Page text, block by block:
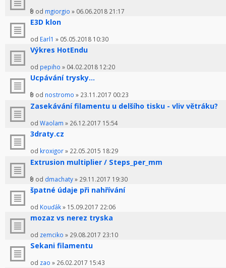
od mgiorgio » 06.06.2018 21:17
E3D klon
od Earl1 » 05.05.2018 10:30
Výkres HotEndu
od pepiho » 04.02.2018 12:20
Ucpávání trysky...
od nostromo » 23.11.2017 00:23
Zasekávání filamentu u delšího tisku - vliv větráku?
od Waolam » 26.12.2017 15:54
3draty.cz
od kroxigor» 22.05.2015 18:29
Extrusion multiplier / Steps_per_mm
od dmachaty» 29.11.2017 19:30
špatné údaje při nahřívání
od Kouďák» 15.09.2017 22:06
mozaz vs nerez tryska
od zemciko » 29.08.2017 23:10
Sekani filamentu
od zao » 26.02.2017 15:43